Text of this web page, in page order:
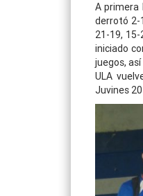
A primera
derrotó 2-
21-19,
iniciado
juegos,
ULA
Juvines